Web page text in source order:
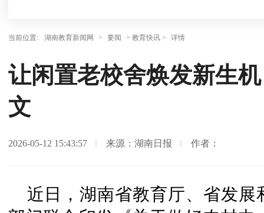
当前位置: 湖南教育新闻网 > 要闻 > 教育快讯 > 详情
让闲置老校舍焕发新生
文
2026-05-12 15:43:57 来源：湖南日报 作者：
近日，湖南省教育厅、省发